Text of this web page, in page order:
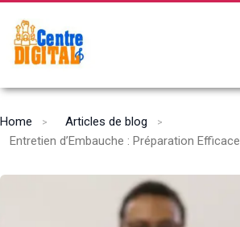
Home
Articles de blog
Entretien d’Embauche : Préparation Efficace